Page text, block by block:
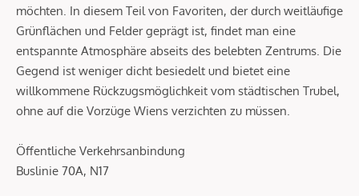
möchten. In diesem Teil von Favoriten, der durch weitläufige
Grünflächen und Felder geprägt ist, findet man eine
entspannte Atmosphäre abseits des belebten Zentrums. Die
Gegend ist weniger dicht besiedelt und bietet eine
willkommene Rückzugsmöglichkeit vom städtischen Trubel,
ohne auf die Vorzüge Wiens verzichten zu müssen.
Öffentliche Verkehrsanbindung
Buslinie 70A, N17